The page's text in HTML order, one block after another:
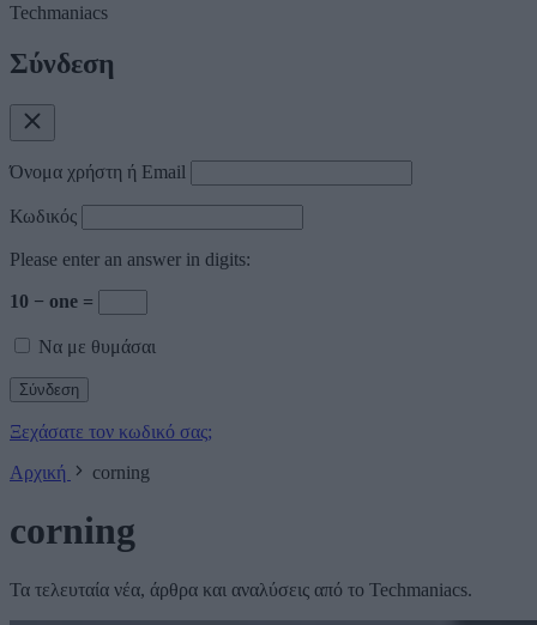
Techmaniacs
Σύνδεση
Όνομα χρήστη ή Email
Κωδικός
Please enter an answer in digits:
10 − one =
Να με θυμάσαι
Ξεχάσατε τον κωδικό σας;
Αρχική
corning
corning
Τα τελευταία νέα, άρθρα και αναλύσεις από το Techmaniacs.